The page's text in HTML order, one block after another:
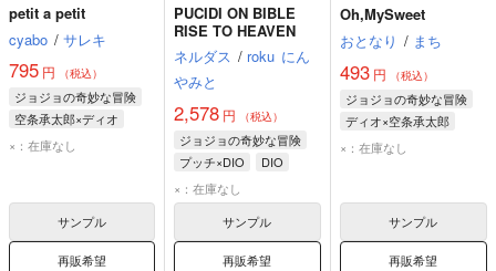
petit a petit
cyabo / サレキ
795 円 （税込）
ジョジョの奇妙な冒険
空条承太郎×ディオ
空条承太郎
×：在庫なし
サンプル
再販希望
PUCIDI ON BIBLE
RISE TO HEAVEN
ネルダス / roku にん
やみと
2,578 円 （税込）
ジョジョの奇妙な冒険
プッチ×DIO
DIO
エンリコ・プッチ
×：在庫なし
サンプル
再販希望
Oh,MySweet
おとなり / まち
493円 （税込）
ジョジョの奇妙な冒険
ディオ×空条承太郎
空条承太郎
×：在庫なし
サンプル
再販希望